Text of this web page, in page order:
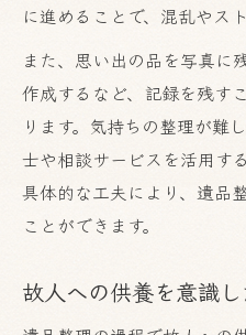
に進めることで、混乱やス
また、思い出の品を写真に
作成するなど、記録を残す
ります。気持ちの整理が難
士や相談サービスを活用す
具体的な工夫により、遺品
ことができます。
故人への供養を意識